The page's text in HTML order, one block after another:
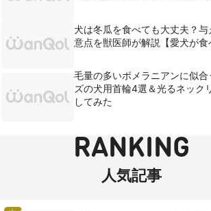
犬は冬瓜を食べても大丈夫？与
意点を獣医師が解説【愛犬が食
毛量の多いポメラニアンに似合
ズの犬用首輪4選＆光るネック
してみた
RANKING
人気記事